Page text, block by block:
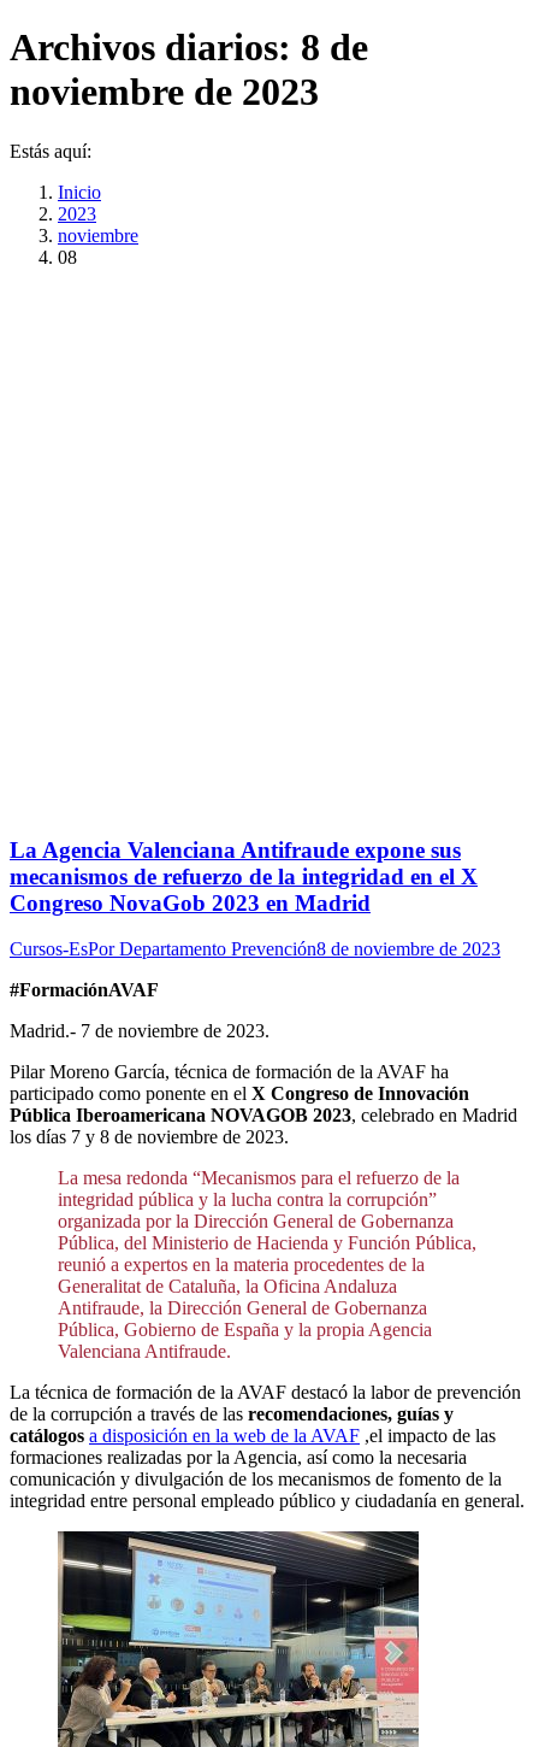
Archivos diarios: 8 de
noviembre de 2023
Estás aquí:
Inicio
2023
noviembre
08
La Agencia Valenciana Antifraude expone sus
mecanismos de refuerzo de la integridad en el X
Congreso NovaGob 2023 en Madrid
Cursos-EsPorDepartamento Prevención8 de noviembre de 2023
#FormaciónAVAF
Madrid.- 7 de noviembre de 2023.
Pilar Moreno García, técnica de formación de la AVAF ha
participado como ponente en el X Congreso de Innovación
Pública Iberoamericana NOVAGOB 2023, celebrado en Madrid
los días 7 y 8 de noviembre de 2023.
La mesa redonda “Mecanismos para el refuerzo de la
integridad pública y la lucha contra la corrupción”
organizada por la Dirección General de Gobernanza
Pública, del Ministerio de Hacienda y Función Pública,
reunió a expertos en la materia procedentes de la
Generalitat de Cataluña, la Oficina Andaluza
Antifraude, la Dirección General de Gobernanza
Pública, Gobierno de España y la propia Agencia
Valenciana Antifraude.
La técnica de formación de la AVAF destacó la labor de prevención
de la corrupción a través de las recomendaciones, guías y
catálogos a disposición en la web de la AVAF ,el impacto de las
formaciones realizadas por la Agencia, así como la necesaria
comunicación y divulgación de los mecanismos de fomento de la
integridad entre personal empleado público y ciudadanía en general.